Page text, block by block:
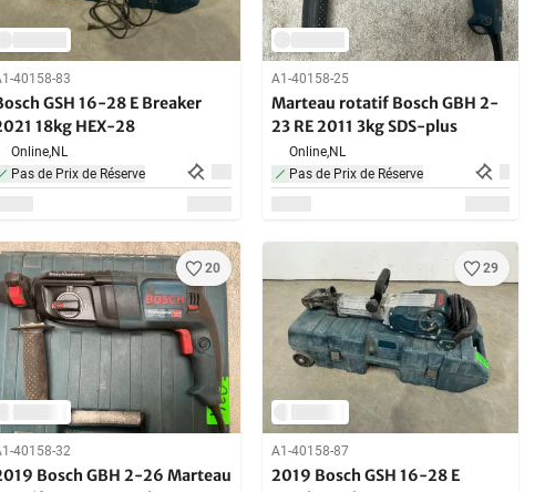
40158-83
GSH 16-28 E Breaker
18kg HEX-28
Online,NL
Pas de Prix de Réserve
A1-40158-25
Marteau rotatif Bosch GBH 2-
23 RE 2011 3kg SDS-plus
Online,NL
Pas de Prix de Réserve
20
40158-32
Bosch GBH 2-26 Marteau
29
A1-40158-87
2019 Bosch GSH 16-28 E